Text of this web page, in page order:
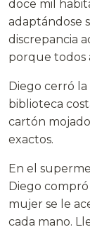
doce mil
adaptándose
discrepancia
porque todos
Diego cerró
biblioteca
cartón
exactos.
En el
Diego
mujer se le
cada mano.